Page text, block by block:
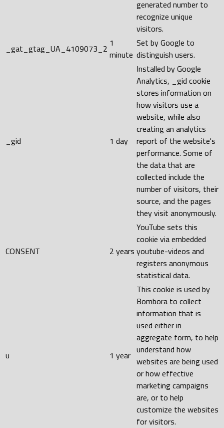
generated number to
recognize unique
visitors.
_gat_gtag_UA_4109073_2 1
minute
Set by Google to
distinguish users.
_gid 1 day
Installed by Google
Analytics, _gid cookie
stores information on
how visitors use a
website, while also
creating an analytics
report of the website's
performance. Some of
the data that are
collected include the
number of visitors, their
source, and the pages
they visit anonymously.
CONSENT 2 years
YouTube sets this
cookie via embedded
youtube-videos and
registers anonymous
statistical data.
u 1 year
This cookie is used by
Bombora to collect
information that is
used either in
aggregate form, to help
understand how
websites are being used
or how effective
marketing campaigns
are, or to help
customize the websites
for visitors.